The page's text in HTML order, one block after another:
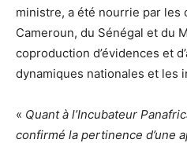
ministre, a été nourrie par les
Cameroun, du Sénégal et du
coproduction d’évidences et
dynamiques nationales et les
« Quant à l’Incubateur
confirmé la pertinence d’une